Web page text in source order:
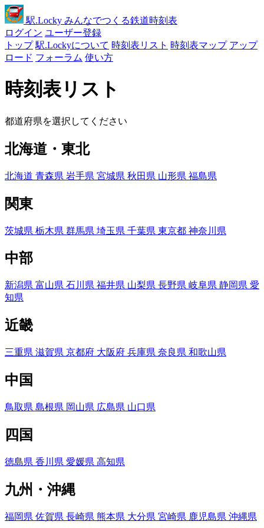
駅.Locky みんなでつくる鉄道時刻表
ログイン ユーザー登録
トップ 駅.Lockyについて 時刻表リスト 時刻表マップ アップ
ロード フォーラム 使い方
時刻表リスト
都道府県を選択してください
北海道・東北
北海道 青森県 岩手県 宮城県 秋田県 山形県 福島県
関東
茨城県 栃木県 群馬県 埼玉県 千葉県 東京都 神奈川県
中部
新潟県 富山県 石川県 福井県 山梨県 長野県 岐阜県 静岡県 愛
知県
近畿
三重県 滋賀県 京都府 大阪府 兵庫県 奈良県 和歌山県
中国
鳥取県 島根県 岡山県 広島県 山口県
四国
徳島県 香川県 愛媛県 高知県
九州・沖縄
福岡県 佐賀県 長崎県 熊本県 大分県 宮崎県 鹿児島県 沖縄県